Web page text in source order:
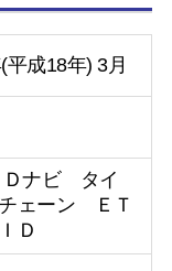
平成18年) 3月
Ｄナビ タイ
ェーン ＥＴ
Ｄ